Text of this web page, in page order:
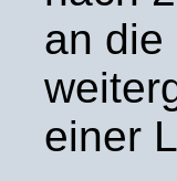
an die
einer